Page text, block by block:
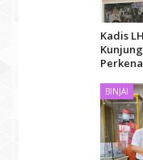
Kadis
BINJAI